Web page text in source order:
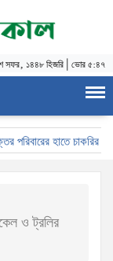
সফর, ১৪৪৮ হিজরি ভোর ৫:৪৭
হাতে চাকরির
ও ট্রলির